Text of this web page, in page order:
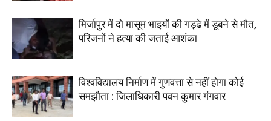
मिर्जापुर में दो मासूम भाइयों की गड्ढे में डूबने से मौत,
परिजनों ने हत्या की जताई आशंका
विश्वविद्यालय निर्माण में गुणवत्ता से नहीं होगा कोई
समझौता : जिलाधिकारी पवन कुमार गंगवार